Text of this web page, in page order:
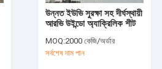
উন্নত ইউভি সুরক্ষা সহ দীর্ঘস্থায়ী
আরভি উইন্ডো অ্যাক্রিলিক শীট
MOQ:2000 কেজি/অর্ডার
সর্বশেষ দাম পান